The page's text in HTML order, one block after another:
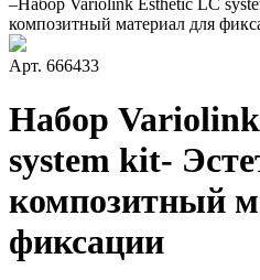
–Набор Variolink Esthetic LC
композитный материал для
Арт. 666433
Набор
system kit-
композитный
фиксации